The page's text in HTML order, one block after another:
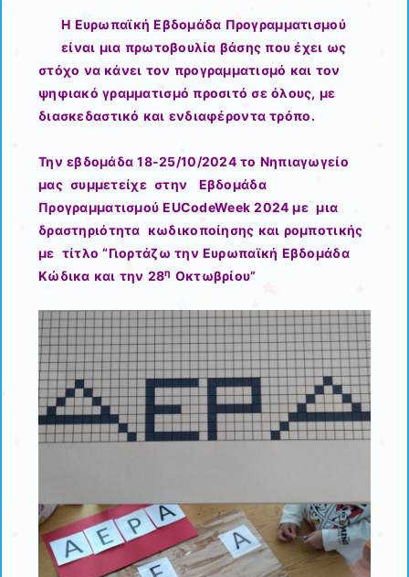
Η Ευρωπαϊκή Εβδομάδα Προγραμματισμού
είναι μια πρωτοβουλία βάσης που έχει ως
στόχο να κάνει τον προγραμματισμό και τον
ψηφιακό γραμματισμό προσιτό σε όλους, με
διασκεδαστικό και ενδιαφέροντα τρόπο.
Την εβδομάδα 18-25/10/2024 το Νηπιαγωγείο
μας συμμετείχε στην Εβδομάδα
Προγραμματισμού EUCodeWeek 2024 με μια
δραστηριότητα κωδικοποίησης και ρομποτικής
με τίτλο “Γιορτάζω την Ευρωπαϊκή Εβδομάδα
Κώδικα και την 28η Οκτωβρίου”